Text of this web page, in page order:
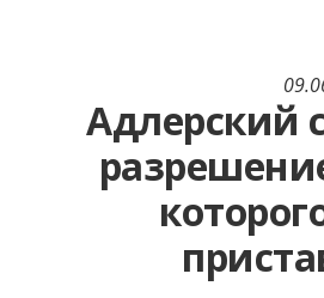
Адлерский